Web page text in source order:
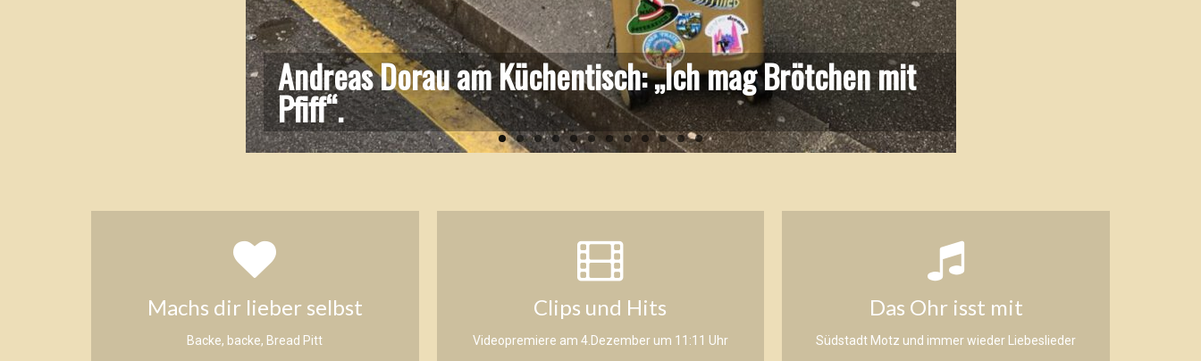
Andreas Dorau am Küchentisch: „Ich mag Brötchen mit
Pfiff“.
Machs dir lieber selbst
Backe, backe, Bread Pitt
Clips und Hits
Videopremiere am 4.Dezember um 11:11 Uhr
Das Ohr isst mit
Südstadt Motz und immer wieder Liebeslieder